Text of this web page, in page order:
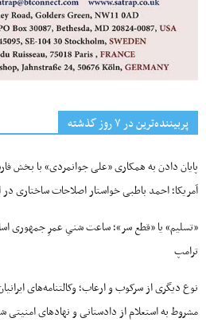
پربیننده‌ترین‌ در ۷ روز گذشته
پایان دادن به همکاری «علی جوانمردی» با بخش
آمریکا؛ احمد باطبی خواستار اصلاحات ساختاری در
«تسلیم» یا «قطع سر»؛ ساعت شنیِ عمرِ جمهوری
ترامپ
نوع دیگری از سرکوب و ارعاب؛ وکالتنامه‌های
مشروط به استعلام از دادستانی و نهادهای امنیتی